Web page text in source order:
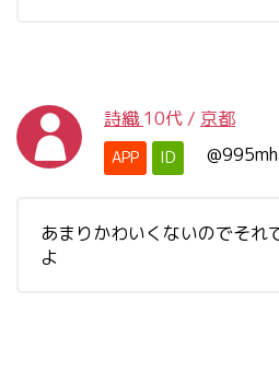
詩織10代 / 京都
APP ID
あまりかわいくないのでそれ
よ